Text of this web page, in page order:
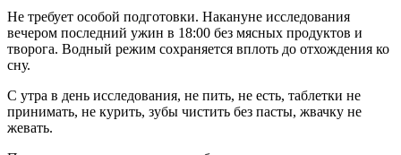
Не требует особой подготовки. Накануне исследования
вечером последний ужин в 18:00 без мясных продуктов и
творога. Водный режим сохраняется вплоть до отхождения ко
сну.
С утра в день исследования, не пить, не есть, таблетки не
принимать, не курить, зубы чистить без пасты, жвачку не
жевать.